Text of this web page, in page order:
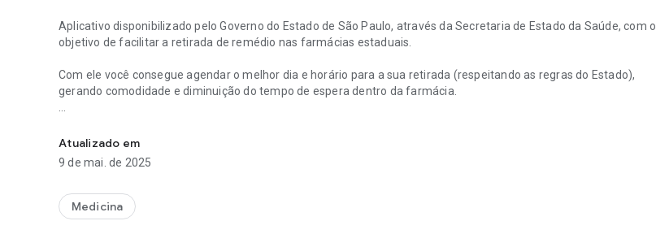
Aplicativo disponibilizado pelo Governo do Estado de São Paulo, através da Secretaria de Estado da Saúde, com o
objetivo de facilitar a retirada de remédio nas farmácias estaduais.
Com ele você consegue agendar o melhor dia e horário para a sua retirada (respeitando as regras do Estado),
gerando comodidade e diminuição do tempo de espera dentro da farmácia.
Totem, que você receberá a sua senha e será direcionado para o setor correspondente.
Capital e Grande São Paulo:
Atualizado em
9 de mai. de 2025
Medicina